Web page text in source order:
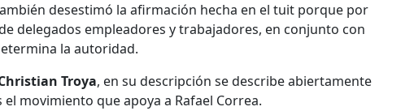
desestimó la afirmación hecha en el tuit porque por
delegados empleadores y trabajadores, en conjunto con
la autoridad.
Troya, en su descripción se describe abiertamente
el movimiento que apoya a Rafael Correa.